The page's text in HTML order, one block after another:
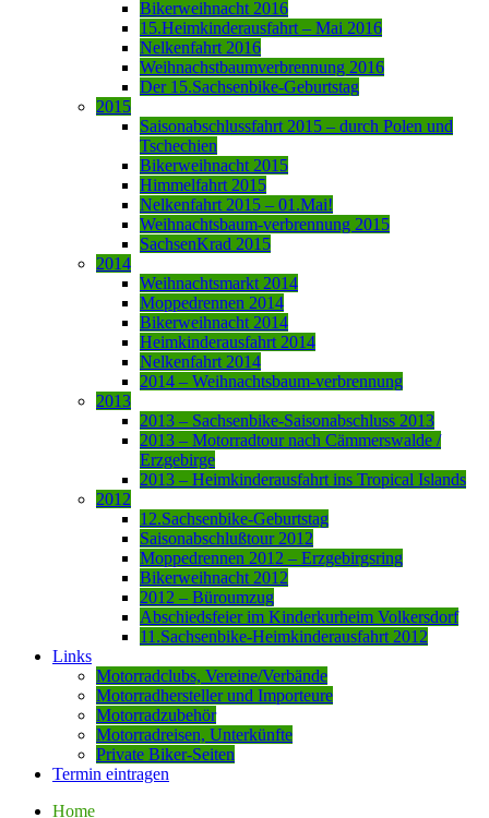
Bikerweihnacht 2016
15.Heimkinderausfahrt – Mai 2016
Nelkenfahrt 2016
Weihnachstbaumverbrennung 2016
Der 15.Sachsenbike-Geburtstag
2015
Saisonabschlussfahrt 2015 – durch Polen und
Tschechien
Bikerweihnacht 2015
Himmelfahrt 2015
Nelkenfahrt 2015 – 01.Mai!
Weihnachtsbaum-verbrennung 2015
SachsenKrad 2015
2014
Weihnachtsmarkt 2014
Moppedrennen 2014
Bikerweihnacht 2014
Heimkinderausfahrt 2014
Nelkenfahrt 2014
2014 – Weihnachtsbaum-verbrennung
2013
2013 – Sachsenbike-Saisonabschluss 2013
2013 – Motorradtour nach Cämmerswalde /
Erzgebirge
2013 – Heimkinderausfahrt ins Tropical Islands
2012
12.Sachsenbike-Geburtstag
Saisonabschlußtour 2012
Moppedrennen 2012 – Erzgebirgsring
Bikerweihnacht 2012
2012 – Büroumzug
Abschiedsfeier im Kinderkurheim Volkersdorf
11.Sachsenbike-Heimkinderausfahrt 2012
Links
Motorradclubs, Vereine/Verbände
Motorradhersteller und Importeure
Motorradzubehör
Motorradreisen, Unterkünfte
Private Biker-Seiten
Termin eintragen
Home